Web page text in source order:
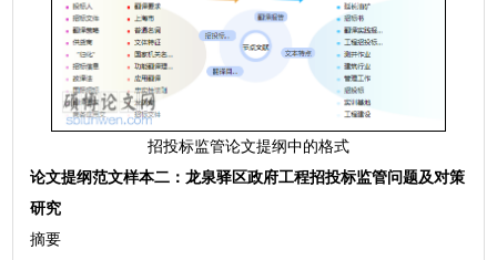
招投标监管论文提纲中的格式
论文提纲范文样本二：龙泉驿区政府工程招投标监管问题及对策
研究
摘要